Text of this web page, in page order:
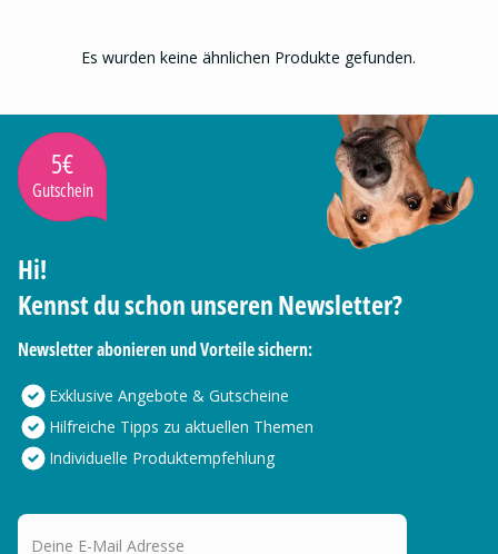
Es wurden keine ähnlichen Produkte gefunden.
5€
Gutschein
Hi!
Kennst du schon unseren Newsletter?
Newsletter abonieren und Vorteile sichern:
Exklusive Angebote & Gutscheine
Hilfreiche Tipps zu aktuellen Themen
Individuelle Produktempfehlung
Deine E-Mail Adresse